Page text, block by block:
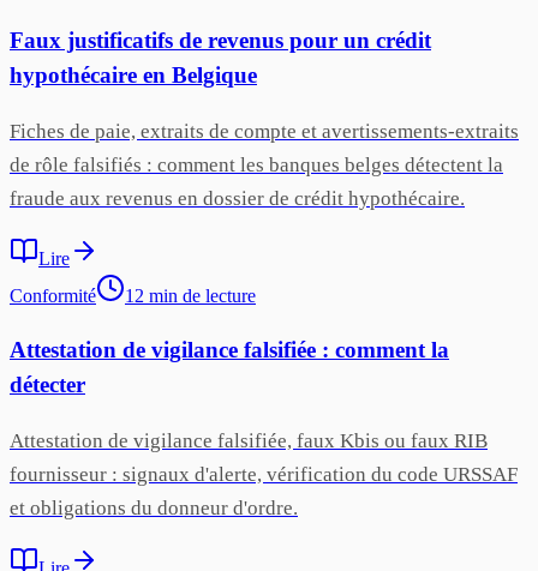
Faux justificatifs de revenus pour un crédit
hypothécaire en Belgique
Fiches de paie, extraits de compte et avertissements-extraits
de rôle falsifiés : comment les banques belges détectent la
fraude aux revenus en dossier de crédit hypothécaire.
Lire
Conformité
12 min de lecture
Attestation de vigilance falsifiée : comment la
détecter
Attestation de vigilance falsifiée, faux Kbis ou faux RIB
fournisseur : signaux d'alerte, vérification du code URSSAF
et obligations du donneur d'ordre.